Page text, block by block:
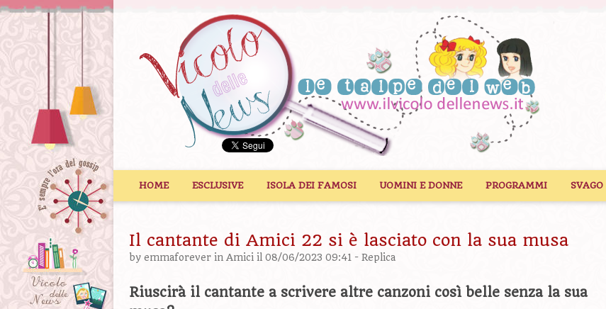
HOME ESCLUSIVE ISOLA DEI FAMOSI UOMINI E DONNE PROGRAMMI SVAGO
Il cantante di Amici 22 si è lasciato con la sua musa
by emmaforever in Amici il 08/06/2023 09:41 - Replica
Riuscirà il cantante a scrivere altre canzoni così belle senza la sua